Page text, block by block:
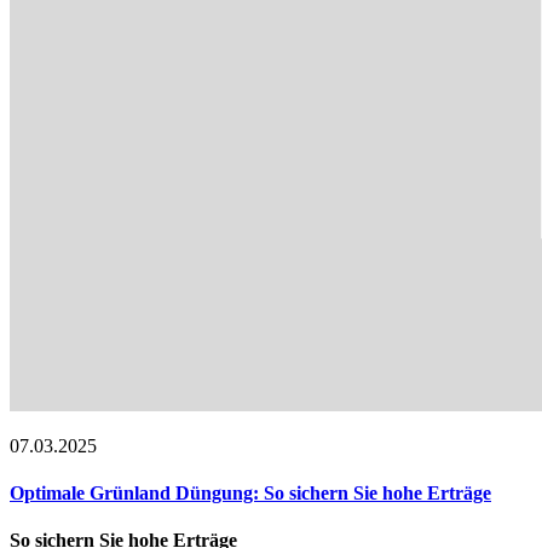
07.03.2025
Optimale Grünland Düngung: So sichern Sie hohe Erträge
So sichern Sie hohe Erträge